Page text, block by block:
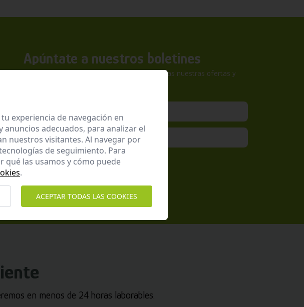
Apúntate a nuestros boletines
Suscríbete a nuestra newsletter y no te pierdas nuestras ofertas y
He leído y acepto laPolítica de Privacidad
en menos de 24 horas laborables.
experiencia de navegación en
adecuados, para analizar el
nuestros visitantes. Al navegar por
de seguimiento. Para
qué las usamos y cómo puede
.
ACEPTAR TODAS LAS COOKIES